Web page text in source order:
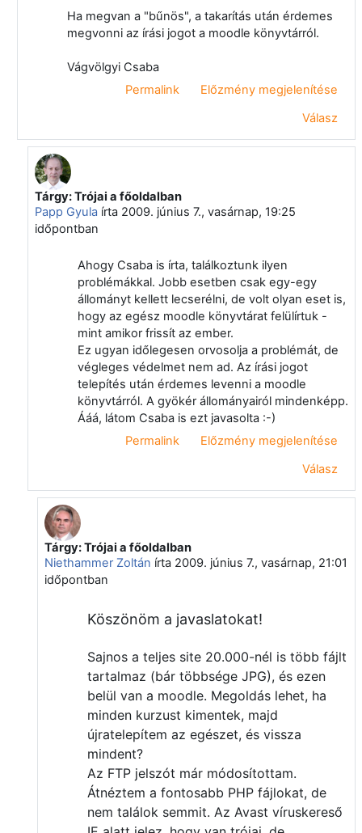
Ha megvan a "bűnös", a takarítás után érdemes
megvonni az írási jogot a moodle könyvtárról.
Vágvölgyi Csaba
Permalink
Előzmény megjelenítése
Válasz
Válasz erre: Vágvölgyi Csaba
Tárgy: Trójai a főoldalban
Papp Gyulaírta 2009. június 7., vasárnap, 19:25
időpontban
Ahogy Csaba is írta, találkoztunk ilyen
problémákkal. Jobb esetben csak egy-egy
állományt kellett lecserélni, de volt olyan eset is,
hogy az egész moodle könyvtárat felülírtuk -
mint amikor frissít az ember.
Ez ugyan időlegesen orvosolja a problémát, de
végleges védelmet nem ad. Az írási jogot
telepítés után érdemes levenni a moodle
könyvtárról. A gyökér állományairól mindenképp.
Ááá, látom Csaba is ezt javasolta :-)
Permalink
Előzmény megjelenítése
Válasz
Válasz erre: Papp Gyula
Tárgy: Trójai a főoldalban
Niethammer Zoltán írta 2009. június 7., vasárnap, 21:01
időpontban
Köszönöm a javaslatokat!
Sajnos a teljes site 20.000-nél is több fájlt
tartalmaz (bár többsége JPG), és ezen
belül van a moodle. Megoldás lehet, ha
minden kurzust kimentek, majd
újratelepítem az egészet, és vissza
mindent?
Az FTP jelszót már módosítottam.
Átnéztem a fontosabb PHP fájlokat, de
nem találok semmit. Az Avast víruskereső